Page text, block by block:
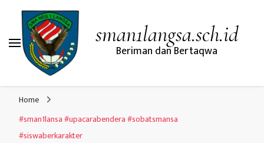
sman1langsa.sch.id
Beriman dan Bertaqwa
Home
#sman1lansa #upacarabendera #sobatsmansa
#siswaberkarakter